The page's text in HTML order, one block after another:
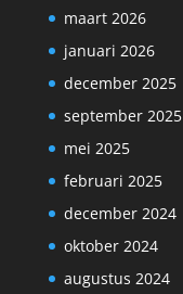
maart 2026
januari 2026
december 2025
september 2025
mei 2025
februari 2025
december 2024
oktober 2024
augustus 2024